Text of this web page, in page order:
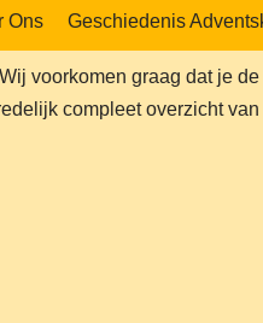
Ons Geschiedenis
voorkomen graag dat je de
compleet overzicht van